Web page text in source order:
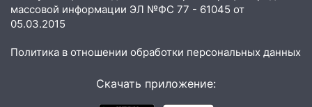
19:30
Ульяновцев приглашают
поддержать «Симбирскую чебурашку»
18:11
Ульяновская область стала
пилотным регионом проекта
«Культурное долголетие»
массовой информации ЭЛ №ФС 77 - 61045 от
05.03.2015
Политика в отношении обработки персональных данных
Скачать приложение: